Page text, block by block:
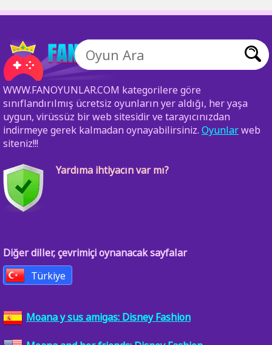
WWW.FANOYUNLAR.COM kategorilere göre
sınıflandırılmış ücretsiz oyunların yer aldığı, her yaşa
uygun, virüssüz bir web sitesidir ve tarayıcınızdan
indirmeye gerek kalmadan oynayabilirsiniz. Oyunlarweb
siteniz!!!
Yardıma ihtiyacın var mı?
Diğer diller, çevrimiçi oynanacak sayfalar
Türkiye
Moana y sus amigas: Disney Fashion